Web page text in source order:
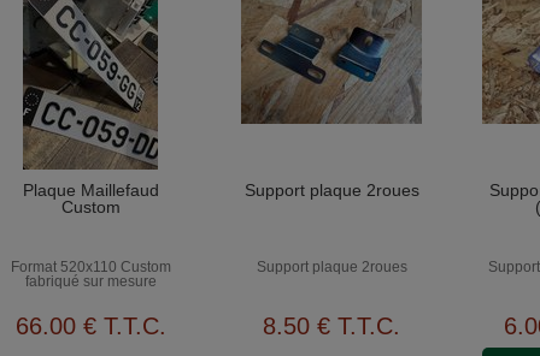
Plaque Maillefaud
Custom
Format 520x110 Custom
fabriqué sur mesure
66.00 € T.T.C.
Support plaque 2roues
Support plaque 2roues
8.50 € T.T.C. 6